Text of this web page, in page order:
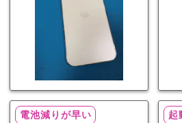
電池減りが早い 起